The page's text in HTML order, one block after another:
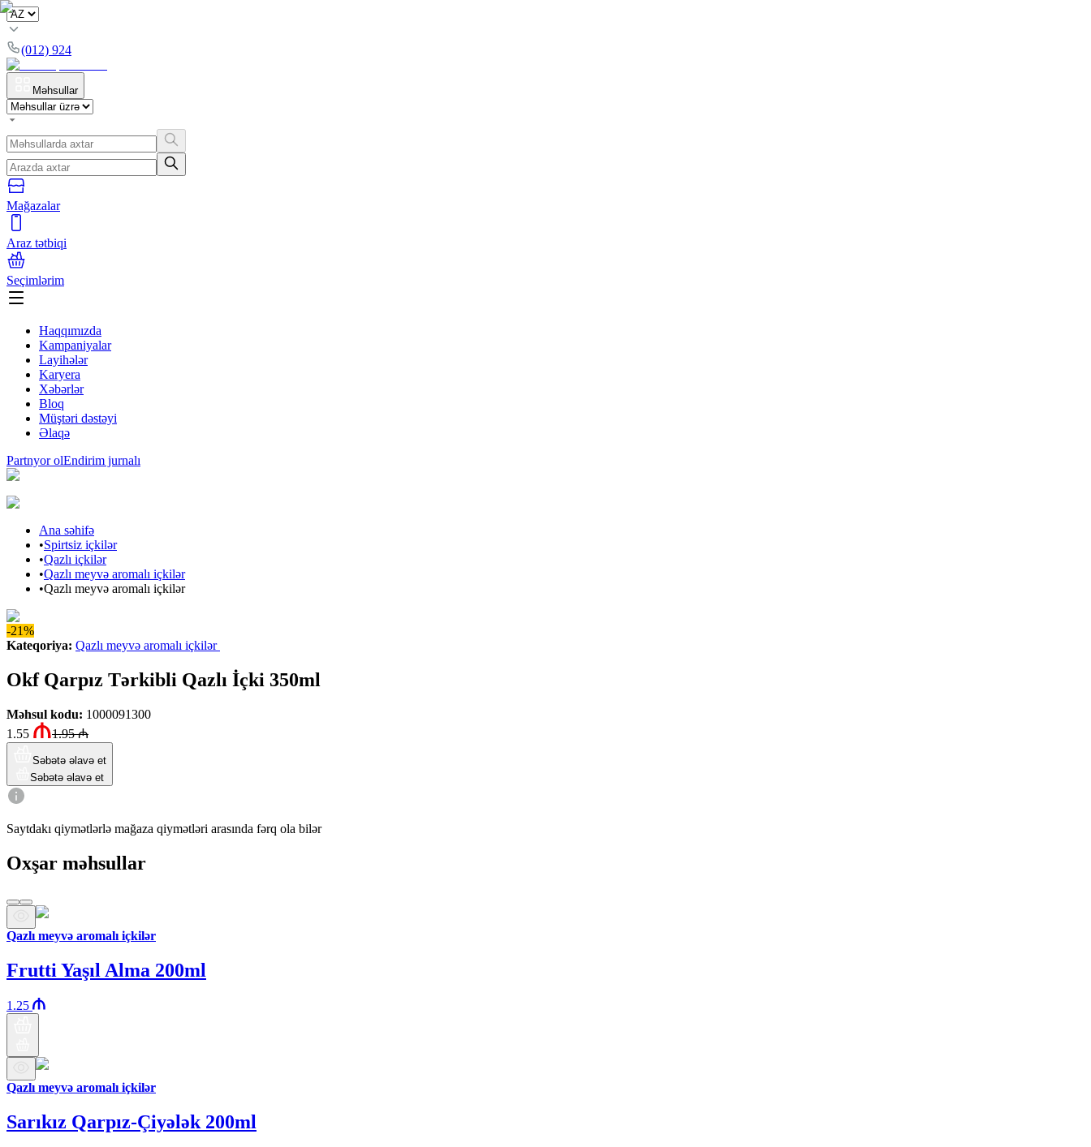
(012) 924
Məhsullar
Mağazalar
Araz tətbiqi
Seçimlərim
Haqqımızda
Kampaniyalar
Layihələr
Karyera
Xəbərlər
Bloq
Müştəri dəstəyi
Əlaqə
Partnyor olEndirim jurnalı
Ana səhifə
•Spirtsiz içkilər
•Qazlı içkilər
•Qazlı meyvə aromalı içkilər
•Qazlı meyvə aromalı içkilər
-21%
Kateqoriya: Qazlı meyvə aromalı içkilər
Okf Qarpız Tərkibli Qazlı İçki 350ml
Məhsul kodu: 1000091300
1.55
1.95₼
Səbətə əlavə et
Səbətə əlavə et
Saytdakı qiymətlərlə mağaza qiymətləri arasında fərq ola bilər
Oxşar məhsullar
Qazlı meyvə aromalı içkilər
Frutti Yaşıl Alma 200ml
1.25
Qazlı meyvə aromalı içkilər
Sarıkız Qarpız-Çiyələk 200ml